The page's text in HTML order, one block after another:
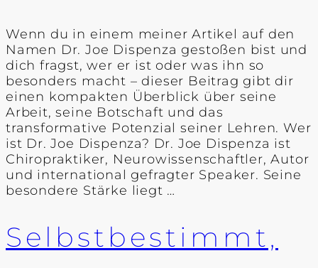
Wenn du in einem meiner Artikel auf den
Namen Dr. Joe Dispenza gestoßen bist und
dich fragst, wer er ist oder was ihn so
besonders macht – dieser Beitrag gibt dir
einen kompakten Überblick über seine
Arbeit, seine Botschaft und das
transformative Potenzial seiner Lehren. Wer
ist Dr. Joe Dispenza? Dr. Joe Dispenza ist
Chiropraktiker, Neurowissenschaftler, Autor
und international gefragter Speaker. Seine
besondere Stärke liegt …
Selbstbestimmt,